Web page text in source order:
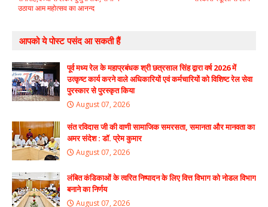
उठाया आम महोत्सव का आनन्द
आपको ये पोस्ट पसंद आ सकती हैं
पूर्व मध्य रेल के महाप्रबंधक श्री छत्रसाल सिंह द्वारा वर्ष 2026 में
उत्कृष्ट कार्य करने वाले अधिकारियों एवं कर्मचारियों को विशिष्ट रेल सेवा
पुरस्कार से पुरस्कृत किया
August 07, 2026
संत रविदास जी की वाणी सामाजिक समरसता, समानता और मानवता का
अमर संदेश : डॉ. प्रेम कुमार
August 07, 2026
लंबित कंडिकाओं के त्वरित निष्पादन के लिए वित्त विभाग को नोडल विभाग
बनाने का निर्णय
August 07, 2026